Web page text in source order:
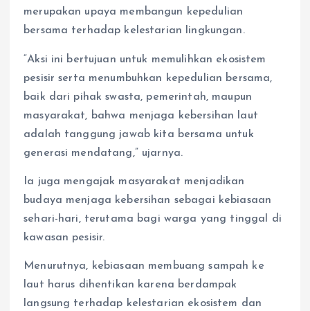
merupakan upaya membangun kepedulian
bersama terhadap kelestarian lingkungan.
“Aksi ini bertujuan untuk memulihkan ekosistem
pesisir serta menumbuhkan kepedulian bersama,
baik dari pihak swasta, pemerintah, maupun
masyarakat, bahwa menjaga kebersihan laut
adalah tanggung jawab kita bersama untuk
generasi mendatang,” ujarnya.
Ia juga mengajak masyarakat menjadikan
budaya menjaga kebersihan sebagai kebiasaan
sehari-hari, terutama bagi warga yang tinggal di
kawasan pesisir.
Menurutnya, kebiasaan membuang sampah ke
laut harus dihentikan karena berdampak
langsung terhadap kelestarian ekosistem dan